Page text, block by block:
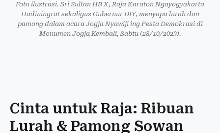
Foto ilustrasi. Sri Sultan HB X, Raja Karaton Ngayogyakarta
Hadiningrat sekaligus Gubernur DIY, menyapa lurah dan
pamong dalam acara Jogja Nyawiji ing Pesta Demokrasi di
Monumen Jogja Kembali, Sabtu (28/10/2023).
Cinta untuk Raja: Ribuan
Lurah & Pamong Sowan